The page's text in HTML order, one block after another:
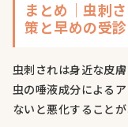
まとめ｜虫刺
策と早めの受
虫刺されは身近な皮
虫の唾液成分による
ないと悪化することが